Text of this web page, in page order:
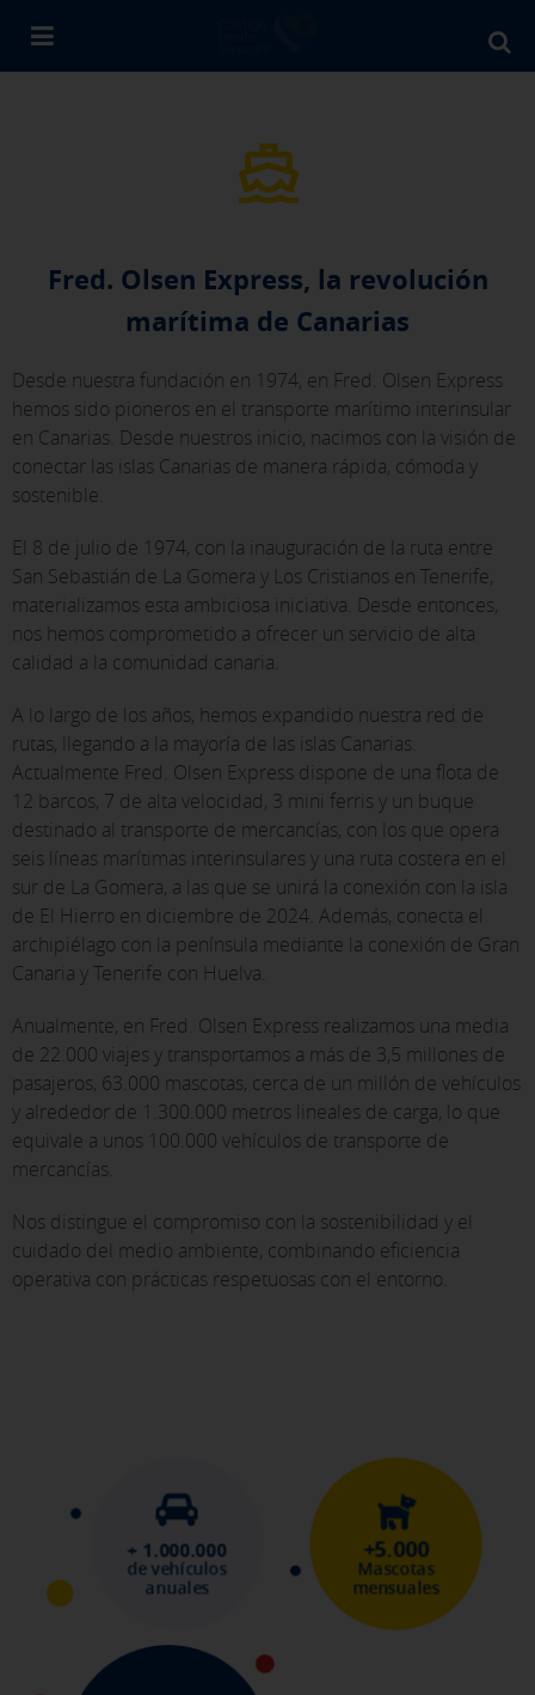
Fred. Olsen Express, la revolución
marítima de Canarias
Desde nuestra fundación en 1974, en Fred. Olsen Express
hemos sido pioneros en el transporte marítimo interinsular
en Canarias. Desde nuestros inicio, nacimos con la visión de
conectar las islas Canarias de manera rápida, cómoda y
sostenible.
El 8 de julio de 1974, con la inauguración de la ruta entre
San Sebastián de La Gomera y Los Cristianos en Tenerife,
materializamos esta ambiciosa iniciativa. Desde entonces,
nos hemos comprometido a ofrecer un servicio de alta
calidad a la comunidad canaria.
A lo largo de los años, hemos expandido nuestra red de
rutas, llegando a la mayoría de las islas Canarias.
Actualmente Fred. Olsen Express dispone de una flota de
12 barcos, 7 de alta velocidad, 3 mini ferris y un buque
destinado al transporte de mercancías, con los que opera
seis líneas marítimas interinsulares y una ruta costera en el
sur de La Gomera, a las que se unirá la conexión con la isla
de El Hierro en diciembre de 2024. Además, conecta el
archipiélago con la península mediante la conexión de Gran
Canaria y Tenerife con Huelva.
Anualmente, en Fred. Olsen Express realizamos una media
de 22.000 viajes y transportamos a más de 3,5 millones de
pasajeros, 63.000 mascotas, cerca de un millón de vehículos
y alrededor de 1.300.000 metros lineales de carga, lo que
equivale a unos 100.000 vehículos de transporte de
mercancías.
Nos distingue el compromiso con la sostenibilidad y el
cuidado del medio ambiente, combinando eficiencia
operativa con prácticas respetuosas con el entorno.
+ 1.000.000
de vehículos
anuales
+5.000
Mascotas
mensuales